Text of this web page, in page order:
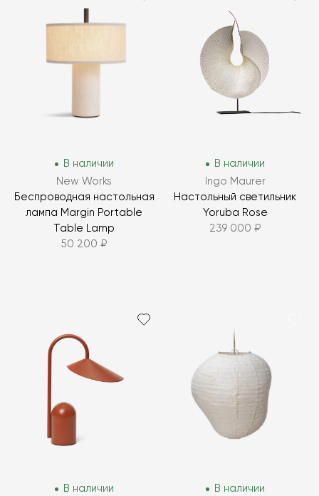
В наличии
New Works
Беспроводная настольная
лампа Margin Portable
Table Lamp
50 200 ₽
В наличии
Ingo Maurer
Настольный светильник
Yoruba Rose
239 000 ₽
В наличии
В наличии